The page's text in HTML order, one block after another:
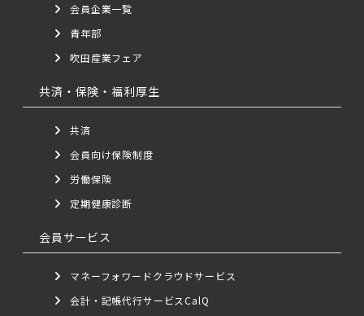
会員企業一覧
青年部
吹田産業フェア
共済・保険・福利厚生
共済
会員向け保険制度
労働保険
定期健康診断
会員サービス
マネーフォワードクラウドサービス
会計・記帳代行サービスCalQ